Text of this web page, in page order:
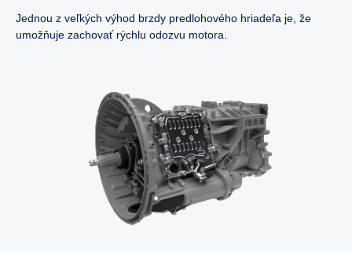
Jednou z veľkých výhod brzdy predlohového hriadeľa je, že
umožňuje zachovať rýchlu odozvu motora.